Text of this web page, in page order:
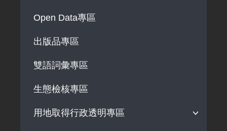
解釋性規定及裁量基準
行政指導有關文書
施政計畫、業務統計及研究報告
預算與決算書
Open Data專區
出版品專區
雙語詞彙專區
生態檢核專區
用地取得行政透明專區